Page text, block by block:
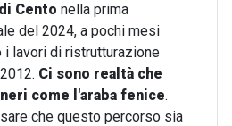
Cento nella prima
del 2024, a pochi mesi
i lavori di ristrutturazione
Ci sono realtà che
come l'araba fenice.
che questo percorso sia